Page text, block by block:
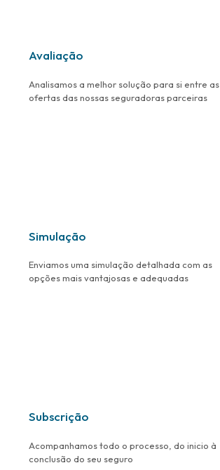
Avaliação
Analisamos a melhor solução para si entre as
ofertas das nossas seguradoras parceiras
Simulação
Enviamos uma simulação detalhada com as
opções mais vantajosas e adequadas
Subscrição
Acompanhamos todo o processo, do inicio à
conclusão do seu seguro